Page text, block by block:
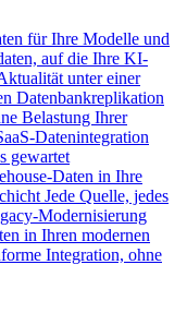
für Ihre Modelle und
auf die Ihre KI-
unter einer
Datenbankreplikation
Belastung Ihrer
Datenintegration
gewartet
Daten in Ihre
Jede Quelle, jedes
Modernisierung
in Ihren modernen
Integration, ohne